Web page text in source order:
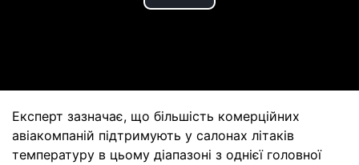
Play
Експерт зазначає, що більшість комерційних
авіакомпаній підтримують у салонах літаків
температуру в цьому діапазоні з однієї головної